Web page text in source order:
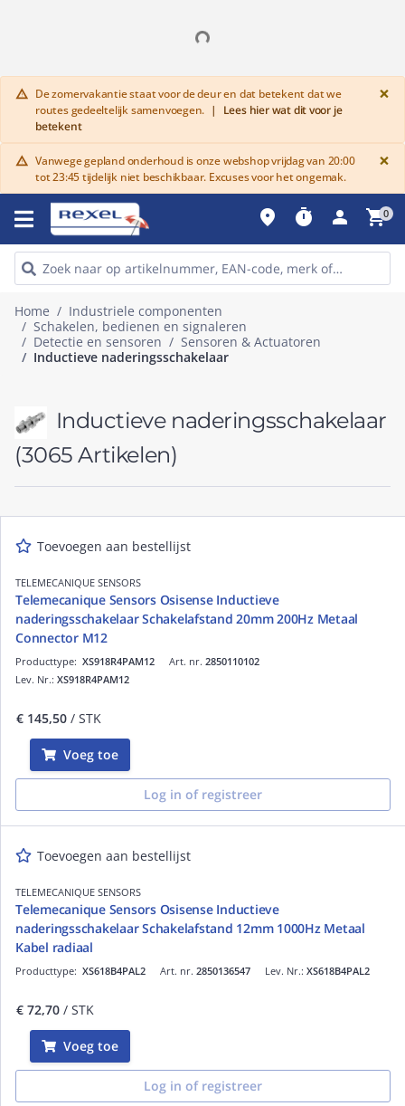
warning De zomervakantie staat voor de deur en dat betekent dat we
routes gedeeltelijk samenvoegen. |
Lees hier wat dit voor je
betekent
×
warning Vanwege gepland onderhoud is onze webshop vrijdag van 20:00
tot 23:45 tijdelijk niet beschikbaar. Excuses voor het ongemak.
×
place timer person shopping_cart0
Home
Industriele componenten
Schakelen, bedienen en signaleren
Detectie en sensoren
Sensoren & Actuatoren
Inductieve naderingsschakelaar
Inductieve naderingsschakelaar
(3065 Artikelen)
Toevoegen aan bestellijst
TELEMECANIQUE SENSORS
Telemecanique Sensors Osisense Inductieve
naderingsschakelaar Schakelafstand 20mm 200Hz Metaal
Connector M12
Art. nr. 2850110102
Producttype: XS918R4PAM12
Lev. Nr.: XS918R4PAM12
€ 145,50 / STK
Voeg toe
Log in of registreer
Toevoegen aan bestellijst
TELEMECANIQUE SENSORS
Telemecanique Sensors Osisense Inductieve
naderingsschakelaar Schakelafstand 12mm 1000Hz Metaal
Kabel radiaal
Art. nr. 2850136547
Producttype: XS618B4PAL2 Lev. Nr.: XS618B4PAL2
€ 72,70 / STK
Voeg toe
Log in of registreer